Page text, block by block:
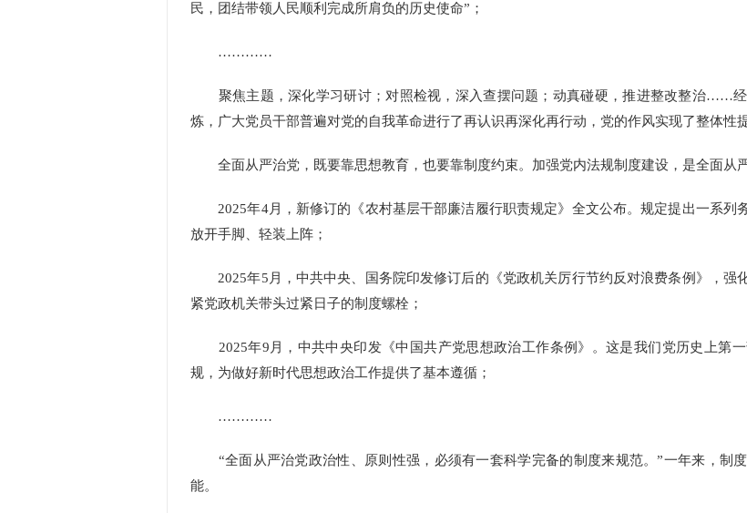
民，团结带领人民顺利完成所肩负的历史使命”；
…………
聚焦主题，深化学习研讨；对照检视，深入查摆问题；动真碰硬，推进整改整治……经
炼，广大党员干部普遍对党的自我革命进行了再认识再深化再行动，党的作风实现了整体性提
全面从严治党，既要靠思想教育，也要靠制度约束。加强党内法规制度建设，是全面从严
2025年4月，新修订的《农村基层干部廉洁履行职责规定》全文公布。规定提出一系列
放开手脚、轻装上阵；
2025年5月，中共中央、国务院印发修订后的《党政机关厉行节约反对浪费条例》，强
紧党政机关带头过紧日子的制度螺栓；
2025年9月，中共中央印发《中国共产党思想政治工作条例》。这是我们党历史上第
规，为做好新时代思想政治工作提供了基本遵循；
…………
“全面从严治党政治性、原则性强，必须有一套科学完备的制度来规范。”一年来，制
能。